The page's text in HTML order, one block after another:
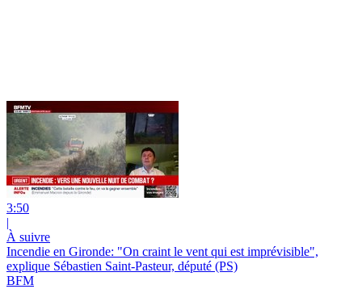
3:50
|
À suivre
Incendie en Gironde: "On craint le vent qui est imprévisible",
explique Sébastien Saint-Pasteur, député (PS)
BFM